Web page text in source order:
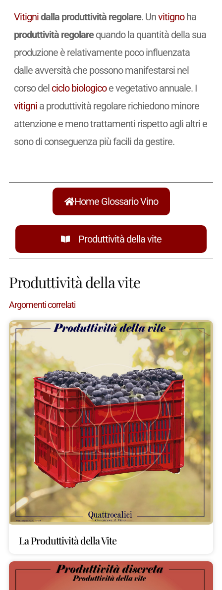
Vitignidalla produttività regolare. Unvitignoha
produttività regolarequando la quantità della sua
produzione è relativamente poco influenzata
dalle avversità che possono manifestarsi nel
corso del ciclo biologicoe vegetativo annuale. I
vitignia produttività regolare richiedono minore
attenzione e meno trattamenti rispetto agli altri e
sono di conseguenza più facili da gestire.
Home Glossario Vino
Produttività della vite
Produttività della vite
Argomenti correlati
La Produttività della Vite